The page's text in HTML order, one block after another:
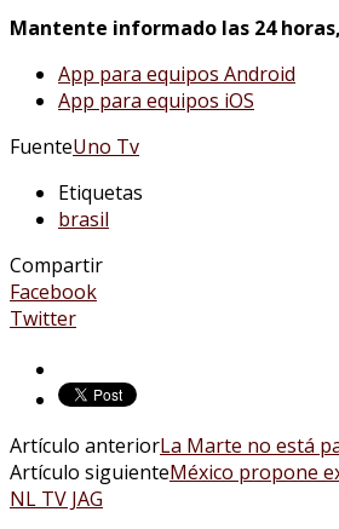
Mantente informado las 24
App para equipos Android
App para equipos iOS
FuenteUno Tv
Etiquetas
brasil
Compartir
Facebook
Twitter
Artículo anteriorLa Marte no está
Artículo siguienteMéxico propone
NL TV JAG